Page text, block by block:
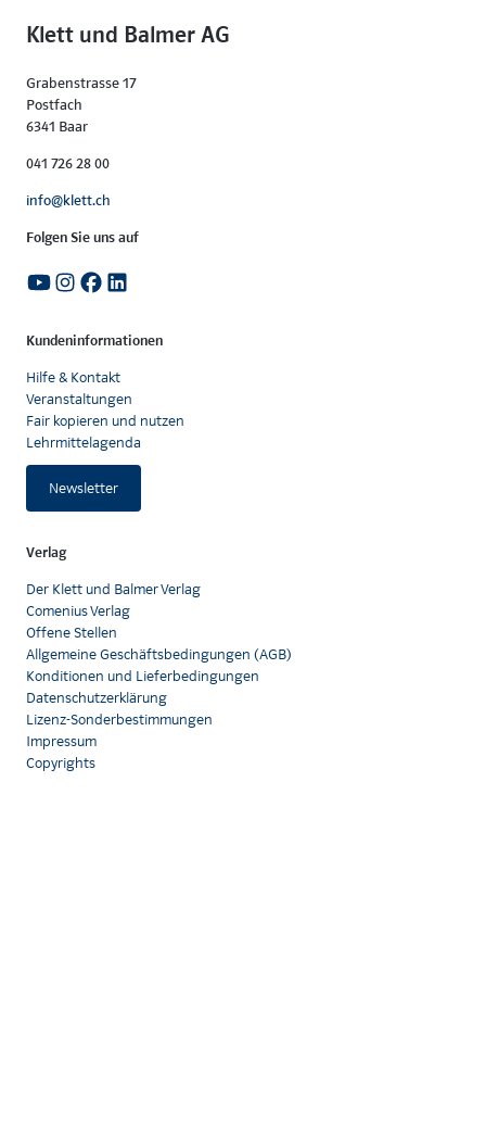
Klett und Balmer AG
Grabenstrasse 17
Postfach
6341 Baar
041 726 28 00
info@klett.ch
Folgen Sie uns auf
Kundeninformationen
Hilfe & Kontakt
Veranstaltungen
Fair kopieren und nutzen
Lehrmittelagenda
Newsletter
Verlag
Der Klett und Balmer Verlag
Comenius Verlag
Offene Stellen
Allgemeine Geschäftsbedingungen (AGB)
Konditionen und Lieferbedingungen
Datenschutzerklärung
Lizenz-Sonderbestimmungen
Impressum
Copyrights